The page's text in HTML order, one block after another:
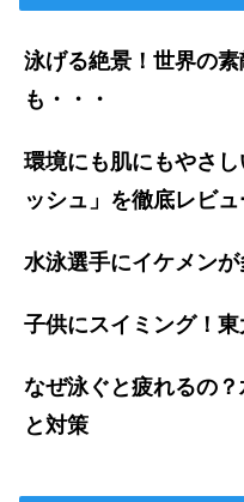
泳げる絶景！世界の
も・・・
環境にも肌にもやさ
ッシュ」を徹底レビュ
水泳選手にイケメン
子供にスイミング！
なぜ泳ぐと疲れるの
と対策